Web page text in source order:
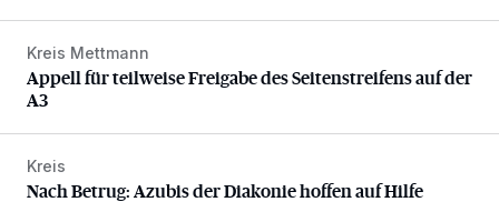
Appell für teilweise Freigabe des Seitenstreifens auf der A3
Kreis Mettmann
Appell für teilweise Freigabe des Seitenstreifens auf der
A3
Nach Betrug: Azubis der Diakonie hoffen auf Hilfe
Kreis
Nach Betrug: Azubis der Diakonie hoffen auf Hilfe